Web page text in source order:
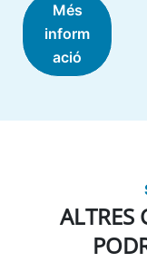
Més
inform
ació
ALTRES